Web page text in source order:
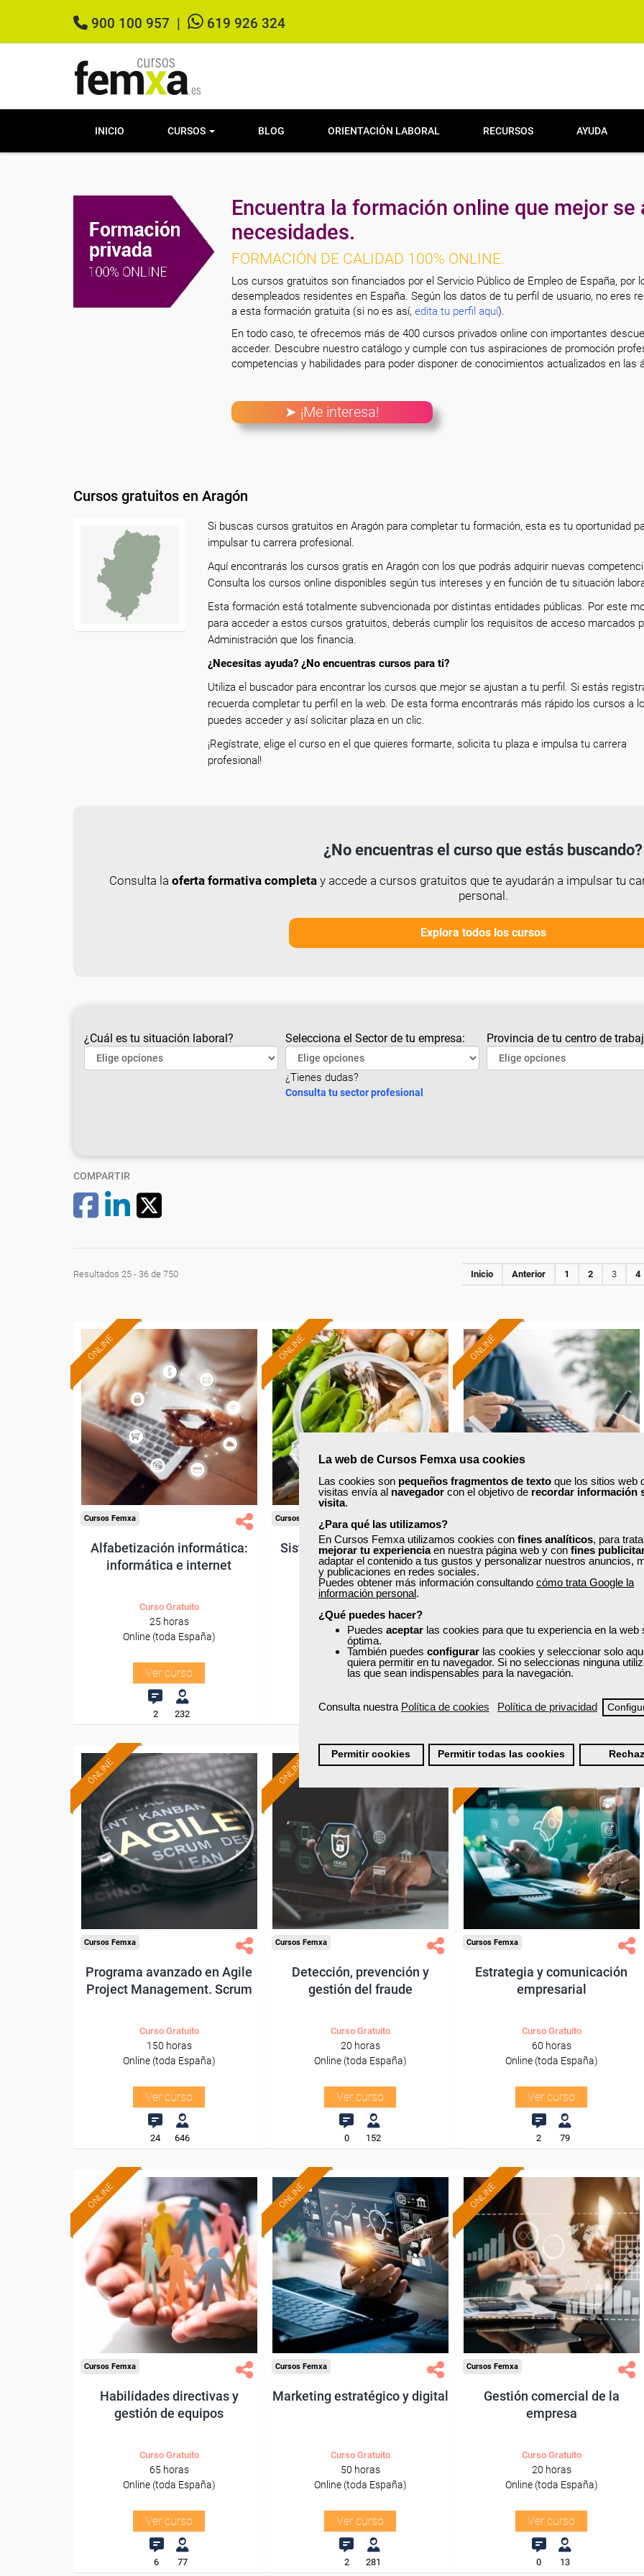
La web de Cursos Femxa usa cookies
Las cookies son pequeños fragmentos de texto que los sitios web
visitas envía al navegador con el objetivo de recordar información
visita.
¿Para qué las utilizamos?
En Cursos Femxa utilizamos cookies con fines analíticos, para
mejorar tu experienciaen nuestra página web y con fines
adaptar el contenido a tus gustos y personalizar nuestros anuncios,
y publicaciones en redes sociales.
Puedes obtener más información consultando cómo trata Google la
información personal.
¿Qué puedes hacer?
Puedes aceptar las cookies para que tu experiencia en la web
óptima.
También puedes configurar las cookies y seleccionar solo
quiera permitir en tu navegador. Si no seleccionas ninguna
las que sean indispensables para la navegación.
Consulta nuestra Política de cookies Política de privacidad
Permitir cookies Permitir todas las cookies
900 100 957 619 926 324
INICIO CURSOS BLOG ORIENTACIÓN LABORAL RECURSOS AYUDA
Encuentra la formación online que mejor se
necesidades.
FORMACIÓN DE CALIDAD 100% ONLINE.
Los cursos gratuitos son financiados por el Servicio Público de Empleo de España, por
desempleados residentes en España. Según los datos de tu perfil de usuario, no eres
a esta formación gratuita (si no es así, edita tu perfil aquí).
En todo caso, te ofrecemos más de 400 cursos privados online con importantes
acceder. Descubre nuestro catálogo y cumple con tus aspiraciones de promoción
competencias y habilidades para poder disponer de conocimientos actualizados en las
➤ ¡Me interesa!
Cursos gratuitos en Aragón
Si buscas cursos gratuitos en Aragón para completar tu formación, esta es tu oportunidad
impulsar tu carrera profesional.
Aquí encontrarás los cursos gratis en Aragón con los que podrás adquirir nuevas
Consulta los cursos online disponibles según tus intereses y en función de tu situación
Esta formación está totalmente subvencionada por distintas entidades públicas. Por este
para acceder a estos cursos gratuitos, deberás cumplir los requisitos de acceso marcados
Administración que los financia.
¿Necesitas ayuda? ¿No encuentras cursos para ti?
Utiliza el buscador para encontrar los cursos que mejor se ajustan a tu perfil. Si estás
recuerda completar tu perfil en la web. De esta forma encontrarás más rápido los cursos a
puedes acceder y así solicitar plaza en un clic.
¡Regístrate, elige el curso en el que quieres formarte, solicita tu plaza e impulsa tu carrera
profesional!
¿No encuentras el curso que estás buscando?
Consulta la oferta formativa completay accede a cursos gratuitos que te ayudarán a impulsar tu
personal.
Explora todos los cursos
¿Cuál es tu situación laboral? Selecciona el Sector de tu empresa:
¿Tienes dudas?
Consulta tu sector profesional
Provincia de tu centro de
COMPARTIR
Resultados 25 - 36 de 750 Inicio Anterior 1 2 3 4
ONLINE
Formación 100%
subvencionada.
Para desempleados,
trabajadores y autónomos.
Sector
-Otros Servicios.
Cursos Femxa
Alfabetización informática:
informática e internet
Curso Gratuito
25 horas
Online (toda España)
Ver curso
2 232
ONLINE
Formación 100%
subvencionada.
Para desempleados,
trabajadores y autónomos.
Sector
-Agricultura y Ganadería.
Cursos Femxa
Sistema APPCC y prácticas
correctas de higiene
60 horas
Online (toda España)
Ver curso
0 88
ONLINE
Formación 100%
subvencionada.
Para desempleados,
trabajadores y autónomos.
-Finanzas y Seguros.
Créditos, préstamos y
garantías hipotecarias
Online (toda España)
Ver curso
0 3
ONLINE
Formación 100%
subvencionada.
Para desempleados,
trabajadores y autónomos.
-Servicios a las Empresas.
Cursos Femxa
Programa avanzado en Agile
Project Management. Scrum
Curso Gratuito
150 horas
Online (toda España)
Ver curso
24 646
ONLINE
Formación 100%
subvencionada.
Para desempleados,
trabajadores y autónomos.
Sector
-Finanzas y Seguros.
Cursos Femxa
Detección, prevención y
gestión del fraude
Curso Gratuito
20 horas
Online (toda España)
Ver curso
0 152
ONLINE
Formación 100%
subvencionada.
Para desempleados,
trabajadores y autónomos.
Sector
-Administración.
Cursos Femxa
Estrategia y comunicación
empresarial
Curso Gratuito
60 horas
Online (toda España)
Ver curso
2 79
ONLINE
Formación 100%
subvencionada.
Para desempleados,
trabajadores y autónomos.
Sector
-Administración.
Cursos Femxa
Habilidades directivas y
gestión de equipos
Curso Gratuito
65 horas
Online (toda España)
Ver curso
6 77
ONLINE
Formación 100%
subvencionada.
Para desempleados,
trabajadores y autónomos.
Sector
-Información, Comunicación
y Artes Gráficas.
Cursos Femxa
Marketing estratégico y digital
Curso Gratuito
50 horas
Online (toda España)
Ver curso
2 281
ONLINE
Formación 100%
subvencionada.
Para desempleados,
trabajadores y autónomos.
Sector
-Grandes Almacenes.
Cursos Femxa
Gestión comercial de la
empresa
Curso Gratuito
20 horas
Online (toda España)
Ver curso
0 13